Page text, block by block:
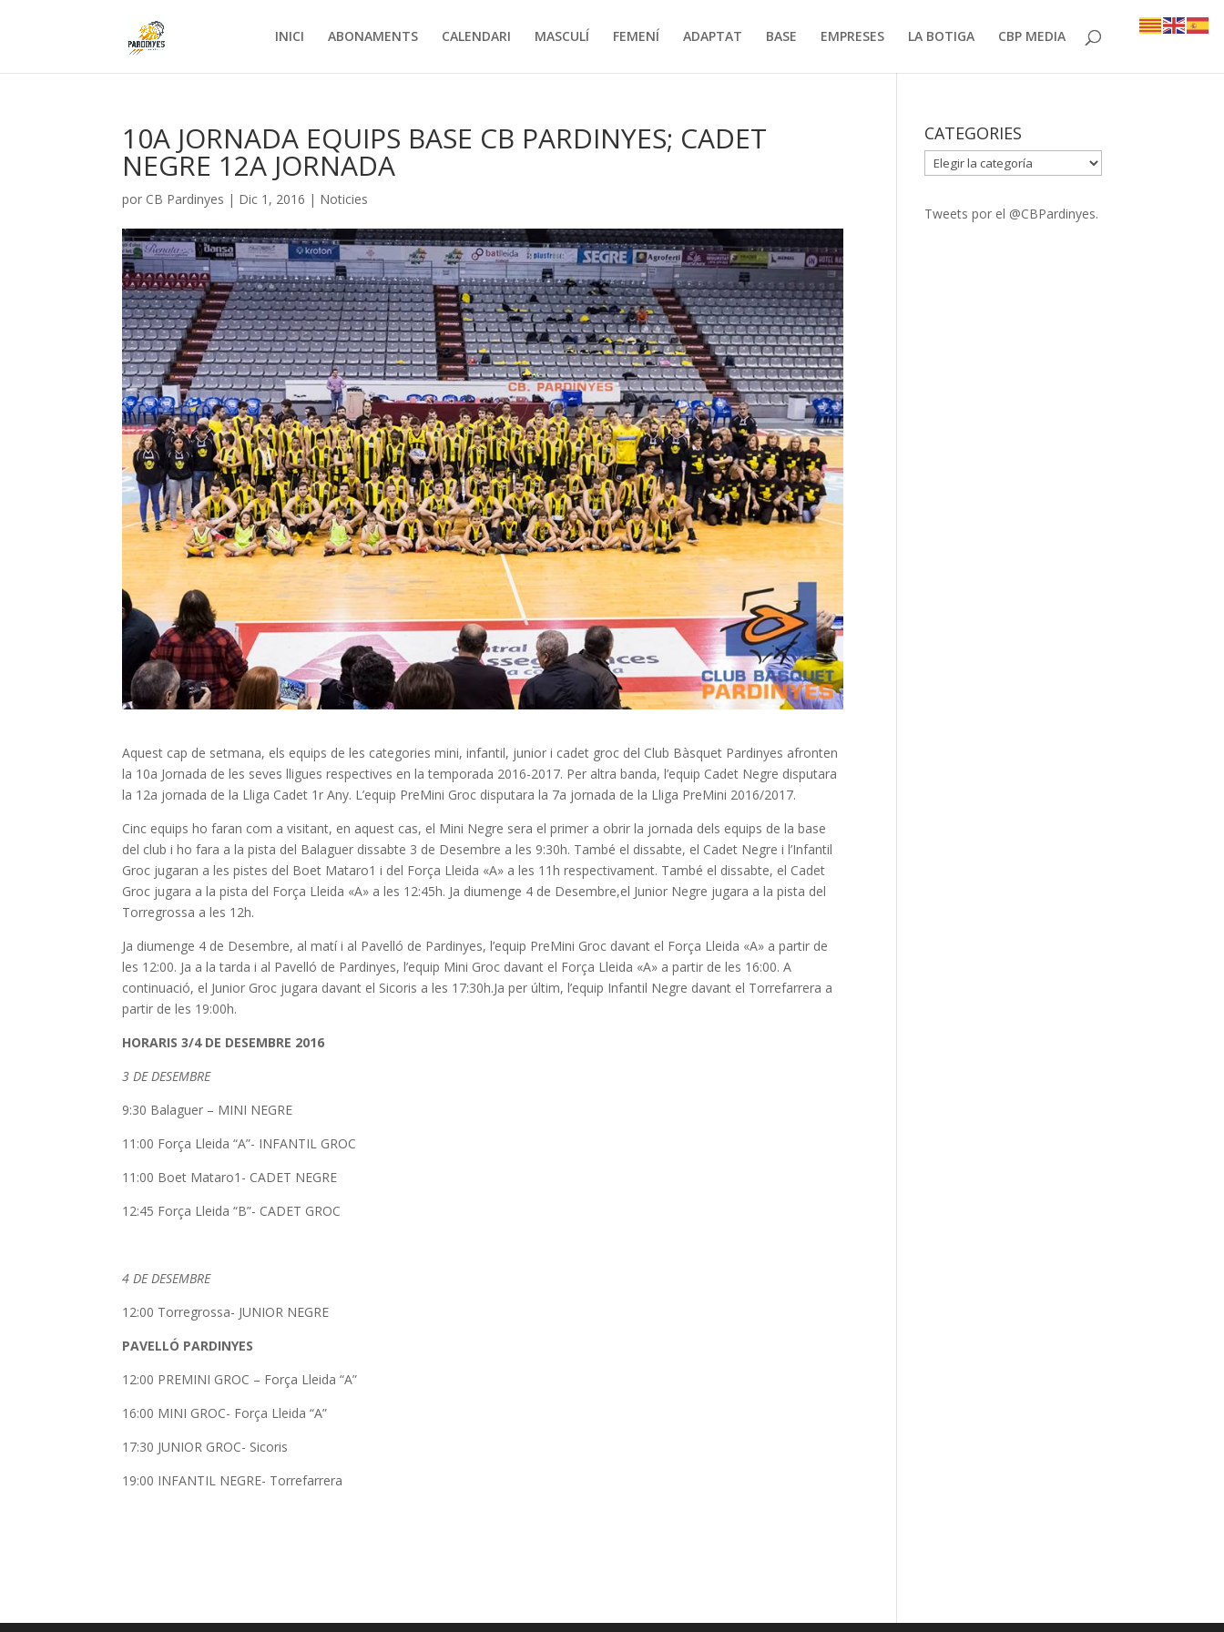
INICI ABONAMENTS CALENDARI MASCULÍ FEMENÍ ADAPTAT BASE EMPRESES LA BOTIGA CBP MEDIA
10A JORNADA EQUIPS BASE CB PARDINYES; CADET
NEGRE 12A JORNADA
por CB Pardinyes | Dic 1, 2016 | Noticies
Aquest cap de setmana, els equips de les categories mini, infantil, junior i cadet groc del Club Bàsquet Pardinyes afronten
la 10a Jornada de les seves lligues respectives en la temporada 2016-2017. Per altra banda, l’equip Cadet Negre disputara
la 12a jornada de la Lliga Cadet 1r Any. L’equip PreMini Groc disputara la 7a jornada de la Lliga PreMini 2016/2017.
Cinc equips ho faran com a visitant, en aquest cas, el Mini Negre sera el primer a obrir la jornada dels equips de la base
del club i ho fara a la pista del Balaguer dissabte 3 de Desembre a les 9:30h. També el dissabte, el Cadet Negre i l’Infantil
Groc jugaran a les pistes del Boet Mataro1 i del Força Lleida «A» a les 11h respectivament. També el dissabte, el Cadet
Groc jugara a la pista del Força Lleida «A» a les 12:45h. Ja diumenge 4 de Desembre,el Junior Negre jugara a la pista del
Torregrossa a les 12h.
Ja diumenge 4 de Desembre, al matí i al Pavelló de Pardinyes, l’equip PreMini Groc davant el Força Lleida «A» a partir de
les 12:00. Ja a la tarda i al Pavelló de Pardinyes, l’equip Mini Groc davant el Força Lleida «A» a partir de les 16:00.A
continuació, el Junior Groc jugara davant el Sicoris a les 17:30h.Ja per últim, l’equip Infantil Negre davant el Torrefarrera a
partir de les 19:00h.
HORARIS 3/4 DE DESEMBRE 2016
3 DE DESEMBRE
9:30 Balaguer – MINI NEGRE
11:00 Força Lleida “A”- INFANTIL GROC
11:00 Boet Mataro1- CADET NEGRE
12:45 Força Lleida “B”- CADET GROC
4 DE DESEMBRE
12:00 Torregrossa- JUNIOR NEGRE
PAVELLÓ PARDINYES
12:00 PREMINI GROC – Força Lleida “A”
16:00 MINI GROC- Força Lleida “A”
17:30 JUNIOR GROC- Sicoris
19:00 INFANTIL NEGRE- Torrefarrera
CATEGORIES
CATEGORIES
Tweets por el @CBPardinyes.